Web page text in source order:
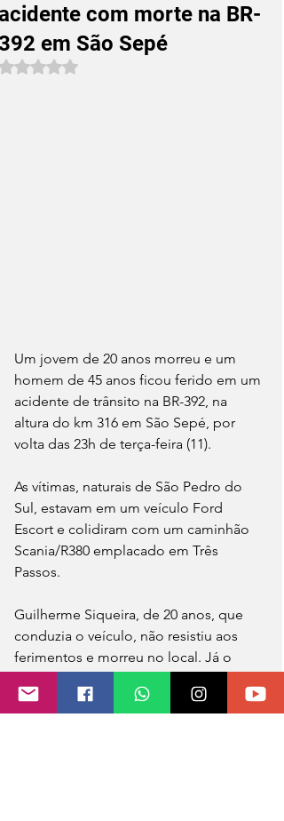
com morte na BR-
em São Sepé
Avaliado com NaN de 5 estrelas.
Um jovem de 20 anos morreu e um
homem de 45 anos ficou ferido em um
acidente de trânsito na BR-392, na
altura do km 316 em São Sepé, por
volta das 23h de terça-feira (11).
As vítimas, naturais de São Pedro do
Sul, estavam em um veículo Ford
Escort e colidiram com um caminhão
Scania/R380 emplacado em Três
Passos.
Guilherme Siqueira, de 20 anos, que
conduzia o veículo, não resistiu aos
ferimentos e morreu no local. Já o
socorrido e encaminhado pelo Serviço